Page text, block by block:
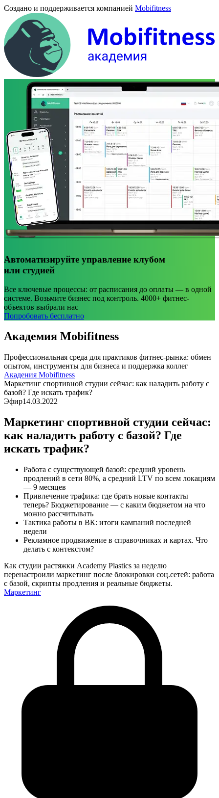
Создано и поддерживается компанией Mobifitness
Автоматизируйте управление клубом
или студией
Все ключевые процессы: от расписания до оплаты — в одной
системе. Возьмите бизнес под контроль. 4000+ фитнес-
объектов выбрали нас
Попробовать бесплатно
Академия Mobifitness
Профессиональная среда для практиков фитнес-рынка: обмен
опытом, инструменты для бизнеса и поддержка коллег
Акадения Mobifitness
Маркетинг спортивной студии сейчас: как наладить работу с
базой? Где искать трафик?
Эфир14.03.2022
Маркетинг спортивной студии сейчас:
как наладить работу с базой? Где
искать трафик?
Работа с существующей базой: средний уровень
продлений в сети 80%, а средний LTV по всем локациям
— 9 месяцев
Привлечение трафика: где брать новые контакты
теперь? Бюджетирование — с каким бюджетом на что
можно рассчитывать
Тактика работы в ВК: итоги кампаний последней
недели
Рекламное продвижение в справочниках и картах. Что
делать с контекстом?
Как студии растяжки Academy Plastics за неделю
перенастроили маркетинг после блокировки соц.сетей: работа
с базой, скрипты продления и реальные бюджеты.
Маркетинг